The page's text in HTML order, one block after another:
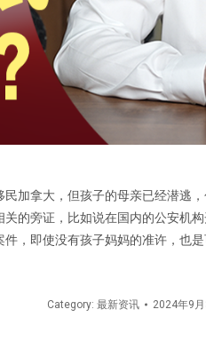
加拿大，但孩子的母亲已经潜逃
的旁证，比如说在国内的公安机
，即使没有孩子妈妈的准许，也是
Category: 最新资讯 2024年9月